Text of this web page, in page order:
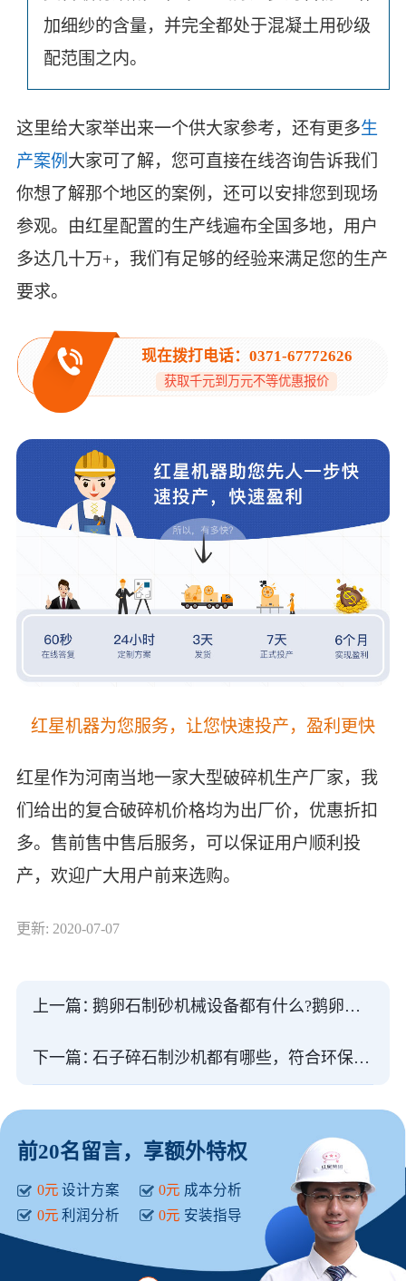
加细纱的含量，并完全都处于混凝土用砂级
配范围之内。
这里给大家举出来一个供大家参考，还有更多生
产案例 大家可了解，您可直接在线咨询告诉我们
你想了解那个地区的案例，还可以安排您到现场
参观。由红星配置的生产线遍布全国多地，用户
多达几十万+，我们有足够的经验来满足您的生产
要求。
现在拨打电话：0371-67772626
获取千元到万元不等优惠报价
红星机器为您服务，让您快速投产，盈利更快
红星作为河南当地一家大型破碎机生产厂家，我
们给出的复合破碎机价格均为出厂价，优惠折扣
多。售前售中售后服务，可以保证用户顺利投
产，欢迎广大用户前来选购。
更新: 2020-07-07
上一篇： 鹅卵石制砂机械设备都有什么?鹅卵石制砂机生产线视频
下一篇： 石子碎石制沙机都有哪些，符合环保要求吗
前20名留言，享额外特权
0元 设计方案 0元 成本分析
0元 利润分析 0元 安装指导